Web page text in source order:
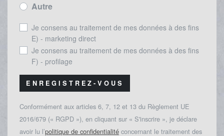
Autre
Je consens au traitement de mes données à des fins
E) - marketing direct
Je consens au traitement de mes données à des fins
F) - profilage
ENREGISTREZ-VOUS
Conformément aux articles 6, 7, 12 et 13 du Règlement UE
2016/679 (« RGPD »), en cliquant sur « S'inscrire », je déclare
avoir lu l’politique de confidentialité concernant le traitement des